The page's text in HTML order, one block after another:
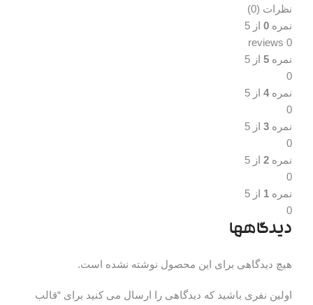
نظرات (0)
نمره 0 از 5
0 reviews
نمره 5 از 5
0
نمره4 از 5
0
نمره 3 از 5
0
نمره 2 از 5
0
نمره 1 از 5
0
دیدگاهها
هیچ دیدگاهی برای این محصول نوشته نشده است.
اولین نفری باشید که دیدگاهی را ارسال می کنید برای “قالب